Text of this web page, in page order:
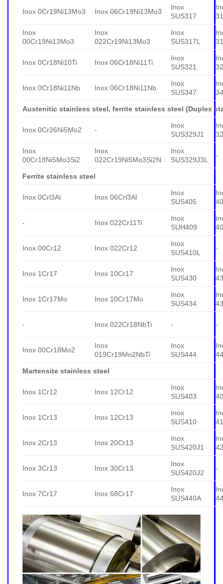
Inox 0Cr19Ni13Mo3 Inox 06Cr19Ni13Mo3
Inox
SUS317
Inox
00Cr19Ni13Mo3
Inox
022Cr19Ni13Mo3
Inox
SUS317L
Inox 0Cr18Ni10Ti Inox 06Cr18Ni11Ti
Inox
SUS321
Inox 0Cr18Ni11Nb Inox 06Cr18Ni11Nb
Inox
SUS347
Austenitic stainless steel, ferrite stainless steel (Duplex
Inox 0Cr26Ni5Mo2 -
Inox
SUS329J1
Inox
00Cr18Ni5Mo3Si2
Inox
022Cr19Ni5Mo3Si2N
Inox
SUS329J3L
-
Ferrite stainless steel
Inox 0Crl3Al Inox 06Crl3Al
Inox
SUS405
- Inox 022Cr11Ti
Inox
SUH409
Inox 00Cr12 Inox 022Cr12
Inox
SUS410L
-
Inox 1Cr17 Inox 10Cr17
Inox
SUS430
Inox 1Cr17Mo Inox 10Cr17Mo
Inox
SUS434
- Inox 022Cr18NbTi - -
Inox 00Cr18Mo2
Inox
019Cr19Mo2NbTi
Inox
SUS444
Martensite stainless steel
Inox 1Cr12 Inox 12Cr12
Inox
SUS403
Inox 1Cr13 Inox 12Cr13
Inox
SUS410
Inox 2Cr13 Inox 20Cr13
Inox
SUS420J1
Inox 3Cr13 Inox 30Cr13
Inox
SUS420J2
-
Inox 7Cr17 Inox 68Cr17
Inox
SUS440A